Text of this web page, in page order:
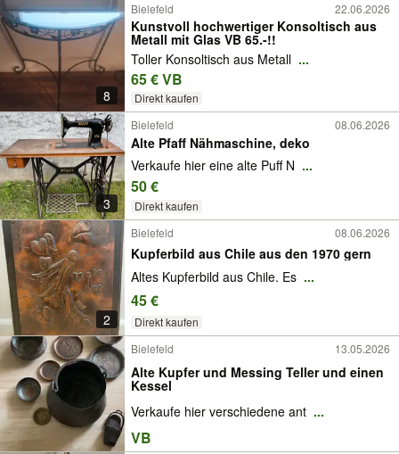
8
Bielefeld 22.06.2026
Kunstvoll hochwertiger Konsoltisch aus
Metall mit Glas VB 65.-!!
Toller Konsoltisch aus Metall ...
65 € VB
Direkt kaufen
3
Bielefeld 08.06.2026
Alte Pfaff Nähmaschine, deko
Verkaufe hier eine alte Puff N ...
50 €
Direkt kaufen
2
Bielefeld 08.06.2026
Kupferbild aus Chile aus den 1970 gern
Altes Kupferbild aus Chile. Es ...
45 €
Direkt kaufen
Bielefeld
13.05.2026
Alte Kupfer und Messing Teller und einen
Kessel
Verkaufe hier verschiedene ant ...
VB